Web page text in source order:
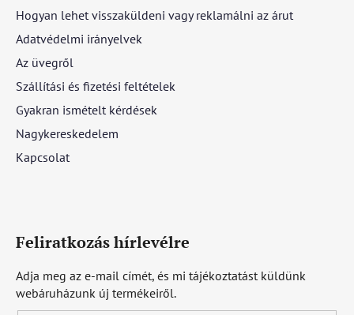
Hogyan lehet visszaküldeni vagy reklamálni az árut
Adatvédelmi irányelvek
Az üvegről
Szállítási és fizetési feltételek
Gyakran ismételt kérdések
Nagykereskedelem
Kapcsolat
Feliratkozás hírlevélre
Adja meg az e-mail címét, és mi tájékoztatást küldünk
webáruházunk új termékeiről.